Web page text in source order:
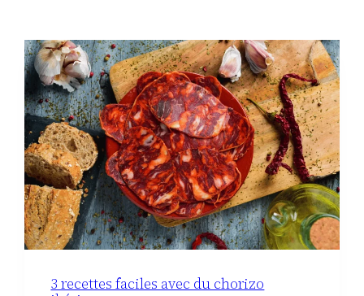
3 recettes faciles avec du chorizo